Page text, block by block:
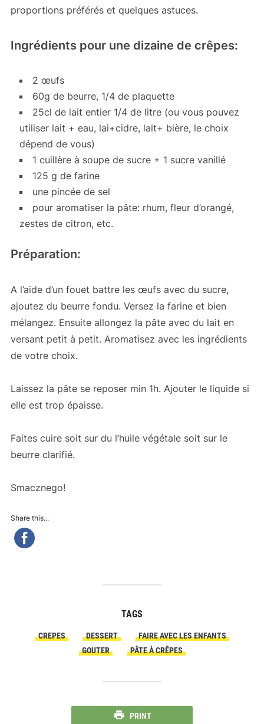
proportions préférés et quelques astuces.
Ingrédients pour une dizaine de crêpes:
2 œufs
60g de beurre, 1/4 de plaquette
25cl de lait entier 1/4 de litre (ou vous pouvez
utiliser lait + eau, lai+cidre, lait+ bière, le choix
dépend de vous)
1 cuillère à soupe de sucre + 1 sucre vanillé
125 g de farine
une pincée de sel
pour aromatiser la pâte: rhum, fleur d’orangé,
zestes de citron, etc.
Préparation:
A l’aide d’un fouet battre les œufs avec du sucre,
ajoutez du beurre fondu. Versez la farine et bien
mélangez. Ensuite allongez la pâte avec du lait en
versant petit à petit. Aromatisez avec les ingrédients
de votre choix.
Laissez la pâte se reposer min 1h. Ajouter le liquide si
elle est trop épaisse.
Faites cuire soit sur du l’huile végétale soit sur le
beurre clarifié.
Smacznego!
Share this...
TAGS
CREPES DESSERT
FAIRE AVEC LES ENFANTS
GOUTER
PÂTE À CRÊPES
PRINT